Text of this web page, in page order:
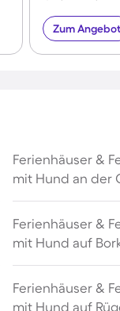
Zum Angebot
Ferienhäuser &
mit Hund an der
Ferienhäuser &
mit Hund auf
Ferienhäuser &
mit Hund auf